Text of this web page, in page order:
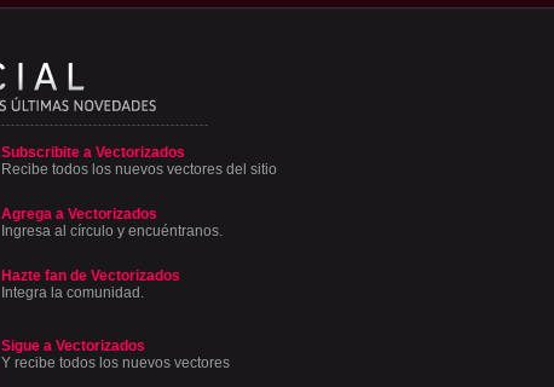
Subscribite a Vectorizados
Recibe todos los nuevos vectores del sitio
Agrega a Vectorizados
Ingresa al círculo y encuéntranos.
Hazte fan de Vectorizados
Integra la comunidad.
Sigue a Vectorizados
Y recibe todos los nuevos vectores